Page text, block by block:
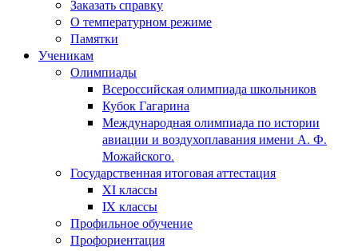
Заказать справку
О температурном режиме
Памятки
Ученикам
Олимпиады
Всероссийская олимпиада школьников
Кубок Гагарина
Международная олимпиада по истории
авиации и воздухоплавания имени А. Ф.
Можайского.
Государственная итоговая аттестация
XI классы
IX классы
Профильное обучение
Профориентация